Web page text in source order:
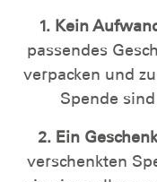
1. Kein
passendes
verpacken und
Spende
2. Ein
verschenkten